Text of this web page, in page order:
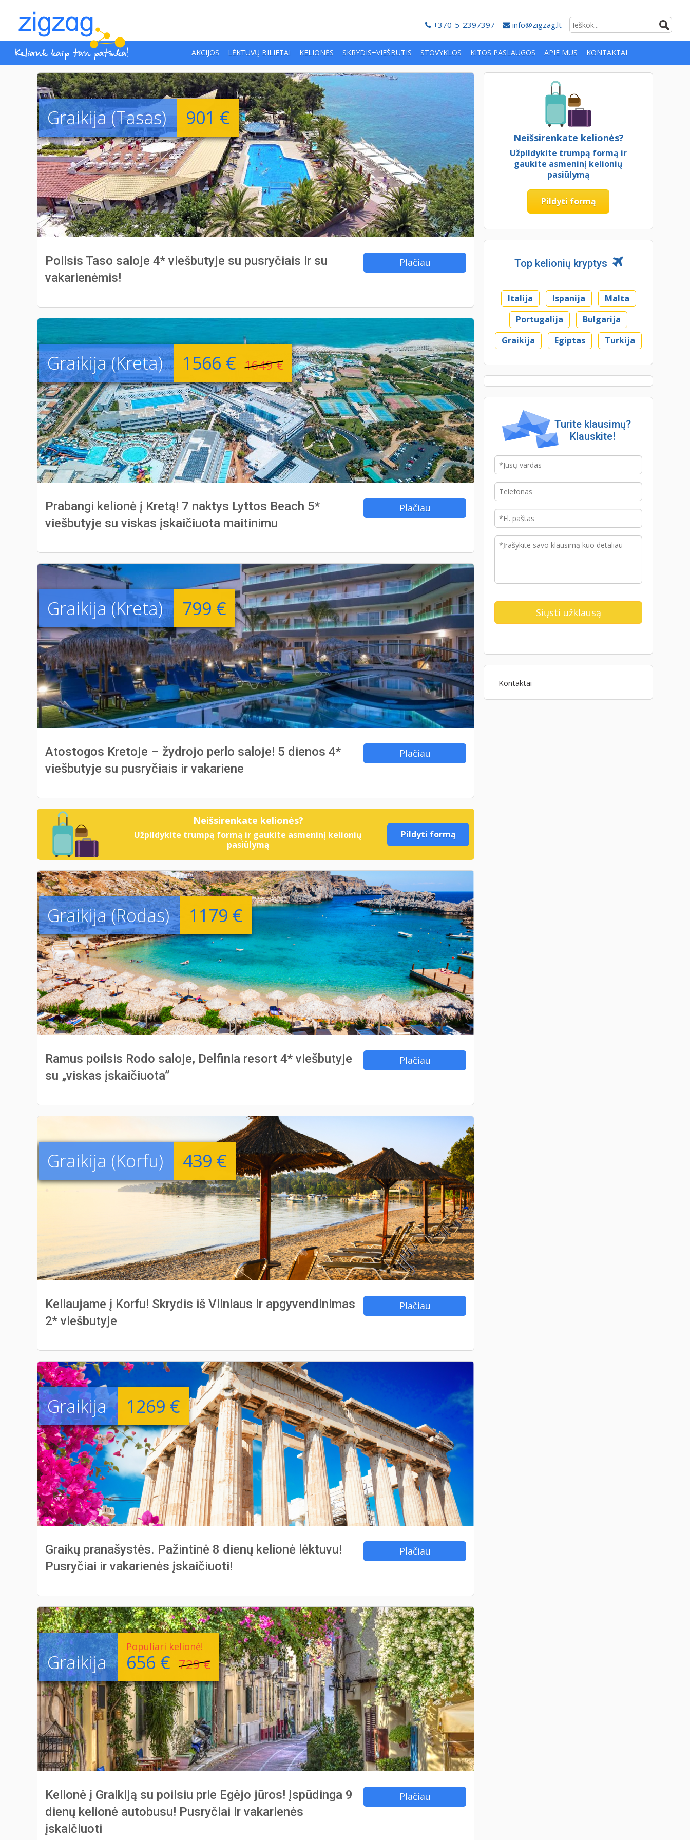
+370-5-2397397 info@zigzag.lt
AKCIJOS LĖKTUVŲ BILIETAI KELIONĖS SKRYDIS+VIEŠBUTIS STOVYKLOS KITOS PASLAUGOS APIE MUS KONTAKTAI
Graikija (Tasas) 901 €
Poilsis Taso saloje 4* viešbutyje su pusryčiais ir su
vakarienėmis!
Plačiau
Graikija (Kreta) 1566 € 1649 €
Prabangi kelionė į Kretą! 7 naktys Lyttos Beach 5*
viešbutyje su viskas įskaičiuota maitinimu
Plačiau
Graikija (Kreta) 799 €
Atostogos Kretoje – žydrojo perlo saloje! 5 dienos 4*
viešbutyje su pusryčiais ir vakariene
Plačiau
Neišsirenkate kelionės?
Užpildykite trumpą formą ir gaukite asmeninį kelionių
pasiūlymą
Pildyti formą
Graikija (Rodas) 1179 €
Ramus poilsis Rodo saloje, Delfinia resort 4* viešbutyje
su „viskas įskaičiuota”
Plačiau
Graikija (Korfu) 439 €
Keliaujame į Korfu! Skrydis iš Vilniaus ir apgyvendinimas
2* viešbutyje
Plačiau
Graikija 1269 €
Graikų pranašystės. Pažintinė 8 dienų kelionė lėktuvu!
Pusryčiai ir vakarienės įskaičiuoti!
Plačiau
Graikija
Populiari kelionė!
656 € 729 €
Kelionė į Graikiją su poilsiu prie Egėjo jūros! Įspūdinga 9
dienų kelionė autobusu! Pusryčiai ir vakarienės
įskaičiuoti
Plačiau
Neišsirenkate kelionės?
Užpildykite trumpą formą ir
gaukite asmeninį kelionių
pasiūlymą
Pildyti formą
Top kelionių kryptys
Italija Ispanija
Malta
Portugalija
Bulgarija
Graikija
Egiptas Turkija
Turite klausimų?
Klauskite!
Kontaktai